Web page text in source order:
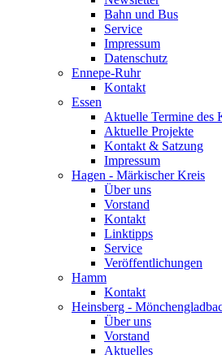
Bahn und Bus
Service
Impressum
Datenschutz
Ennepe-Ruhr
Kontakt
Essen
Aktuelle Termine des
Aktuelle Projekte
Kontakt & Satzung
Impressum
Hagen - Märkischer Kreis
Über uns
Vorstand
Kontakt
Linktipps
Service
Veröffentlichungen
Hamm
Kontakt
Heinsberg -
Über uns
Vorstand
Aktuelles